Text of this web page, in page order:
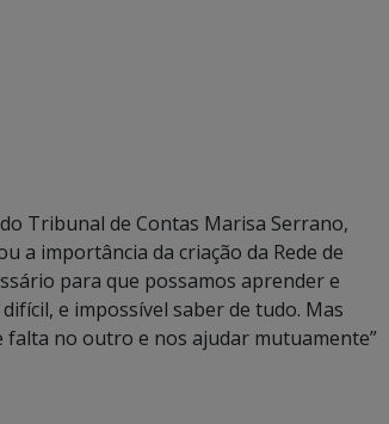
Tribunal de Contas Marisa Serrano,
a importância da criação da Rede de
para que possamos aprender e
e impossível saber de tudo. Mas
no outro e nos ajudar mutuamente”